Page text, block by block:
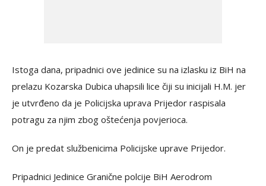
Istoga dana, pripadnici ove jedinice su na izlasku iz BiH na
prelazu Kozarska Dubica uhapsili lice čiji su inicijali H.M. jer
je utvrđeno da je Policijska uprava Prijedor raspisala
potragu za njim zbog oštećenja povjerioca.
On je predat službenicima Policijske uprave Prijedor.
Pripadnici Jedinice Granične polcije BiH Aerodrom